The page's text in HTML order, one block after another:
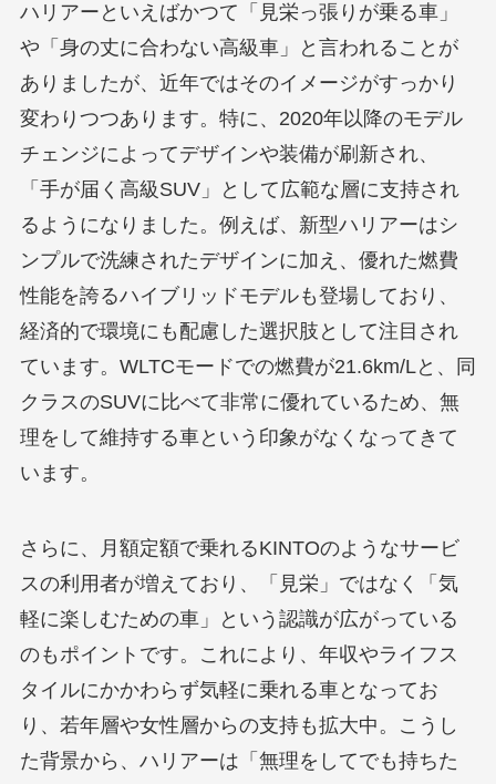
ハリアーといえばかつて「見栄っ張りが乗る車」
や「身の丈に合わない高級車」と言われることが
ありましたが、近年ではそのイメージがすっかり
変わりつつあります。特に、2020年以降のモデル
チェンジによってデザインや装備が刷新され、
「手が届く高級SUV」として広範な層に支持され
るようになりました。例えば、新型ハリアーはシ
ンプルで洗練されたデザインに加え、優れた燃費
性能を誇るハイブリッドモデルも登場しており、
経済的で環境にも配慮した選択肢として注目され
ています。WLTCモードでの燃費が21.6km/Lと、同
クラスのSUVに比べて非常に優れているため、無
理をして維持する車という印象がなくなってきて
います。
さらに、月額定額で乗れるKINTOのようなサービ
スの利用者が増えており、「見栄」ではなく「気
軽に楽しむための車」という認識が広がっている
のもポイントです。これにより、年収やライフス
タイルにかかわらず気軽に乗れる車となってお
り、若年層や女性層からの支持も拡大中。こうし
た背景から、ハリアーは「無理をしてでも持ちた